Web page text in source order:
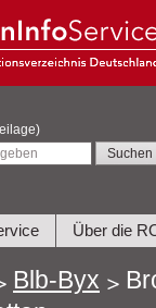
Über die
Blb-Byx